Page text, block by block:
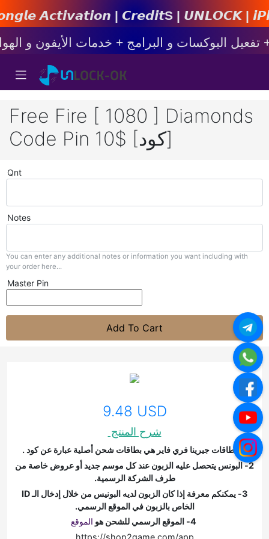
𝘼𝙘𝙩𝙞𝙫𝙖𝙩𝙞𝙤𝙣 | 𝘾𝙧𝙚𝙙𝙞𝙩s | 𝙐𝙉𝙇𝙊𝘾𝙆 |
Free Fire [ 1080 ] Diamonds
Code Pin 10$ [كود]
Qnt
Notes
You can enter any additional notes or information you want including with
your order here...
Master Pin
Add To Cart
9.48 USD
شرح المنتج
1- بطاقات جيرينا فري فاير هي بطاقات شحن أصلية عبارة عن كود .
2- البونس يتحصل عليه الزبون عند كل موسم جديد أو عروض خاصة من
طرف الشركة الرسمية.
3- يمكنكم معرفة إذا كان الزبون لديه البونيس
من خلال إدخال الـ ID
الخاص بالزبون في الموقع الرسمي.
الموقع